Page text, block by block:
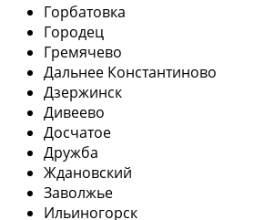
Горбатовка
Городец
Гремячево
Дальнее Константиново
Дзержинск
Дивеево
Досчатое
Дружба
Ждановский
Заволжье
Ильиногорск